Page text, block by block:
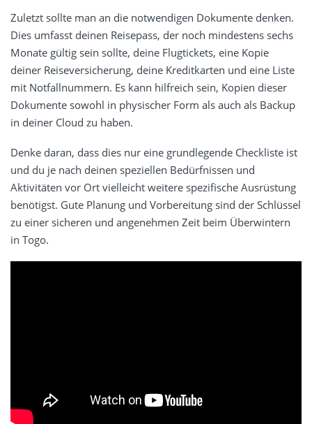
Zuletzt sollte man an die notwendigen Dokumente denken.
Dies umfasst deinen Reisepass, der noch mindestens sechs
Monate gültig sein sollte, deine Flugtickets, eine Kopie
deiner Reiseversicherung, deine Kreditkarten und eine Liste
mit Notfallnummern. Es kann hilfreich sein, Kopien dieser
Dokumente sowohl in physischer Form als auch als Backup
in deiner Cloud zu haben.
Denke daran, dass dies nur eine grundlegende Checkliste ist
und du je nach deinen speziellen Bedürfnissen und
Aktivitäten vor Ort vielleicht weitere spezifische Ausrüstung
benötigst. Gute Planung und Vorbereitung sind der Schlüssel
zu einer sicheren und angenehmen Zeit beim Überwintern
in Togo.